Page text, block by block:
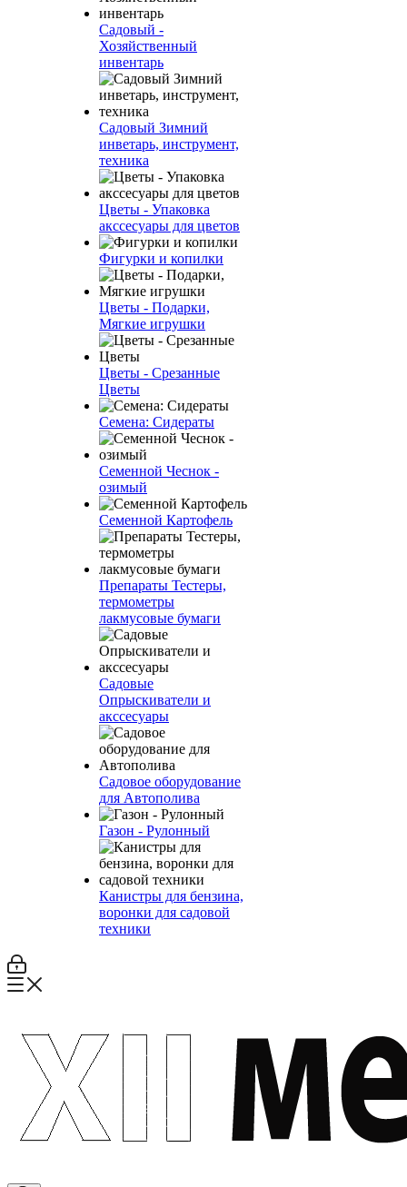
Садовый -
Хозяйственный
инвентарь
Садовый Зимний
инветарь, инструмент,
техника
Цветы - Упаковка
акссесуары для цветов
Фигурки и копилки
Цветы - Подарки,
Мягкие игрушки
Цветы - Срезанные
Цветы
Семена: Сидераты
Семенной Чеснок -
озимый
Семенной Картофель
Препараты Тестеры,
термометры
лакмусовые бумаги
Садовые
Опрыскиватели и
акссесуары
Садовое оборудование
для Автополива
Газон - Рулонный
Канистры для бензина,
воронки для садовой
техники